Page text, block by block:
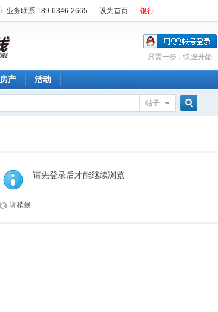
业务联系 189-6346-2665 设为首页 银行
只需一步，快速开始
房产 活动
帖子
请先登录后才能继续浏览
请稍候...